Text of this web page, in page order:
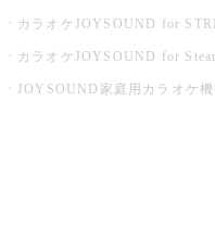
カラオケJOYSOUND for
カラオケJOYSOUND for
JOYSOUND家庭用カラオケ